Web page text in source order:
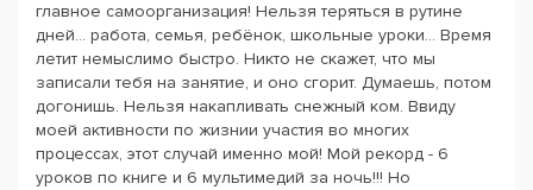
главное самоорганизация! Нельзя теряться в рутине
дней... работа, семья, ребёнок, школьные уроки... Время
летит немыслимо быстро. Никто не скажет, что мы
записали тебя на занятие, и оно сгорит. Думаешь, потом
догонишь. Нельзя накапливать снежный ком. Ввиду
моей активности по жизнии участия во многих
процессах, этот случай именно мой! Мой рекорд - 6
уроков по книге и 6 мультимедий за ночь!!! Но